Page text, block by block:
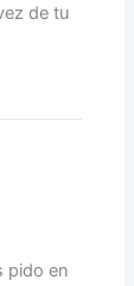
de tu
pido en